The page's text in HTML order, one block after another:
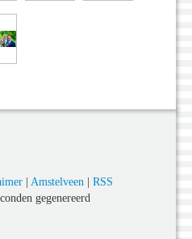
| Amstelveen| RSS
gegenereerd